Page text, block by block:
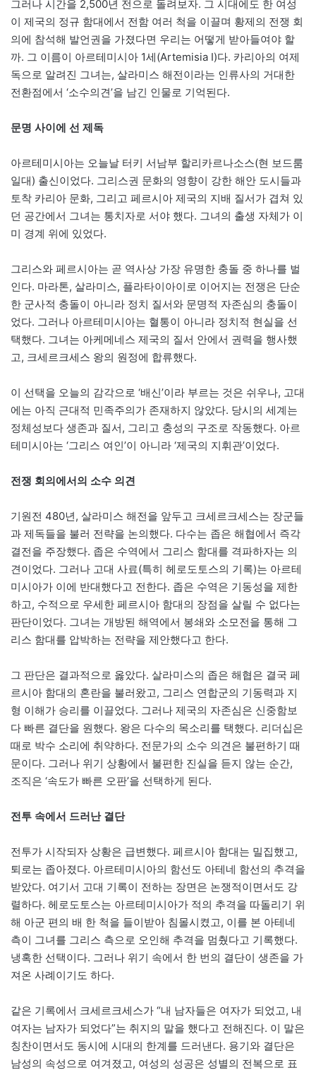
그러나 시간을 2,500년 전으로 돌려보자. 그 시대에도 한 여성
이 제국의 정규 함대에서 전함 여러 척을 이끌며 황제의 전쟁 회
의에 참석해 발언권을 가졌다면 우리는 어떻게 받아들여야 할
까. 그 이름이 아르테미시아 1세(Artemisia I)다. 카리아의 여제
독으로 알려진 그녀는, 살라미스 해전이라는 인류사의 거대한
전환점에서 ‘소수의견’을 남긴 인물로 기억된다.
문명 사이에 선 제독
아르테미시아는 오늘날 터키 서남부 할리카르나소스(현 보드룸
일대) 출신이었다. 그리스권 문화의 영향이 강한 해안 도시들과
토착 카리아 문화, 그리고 페르시아 제국의 지배 질서가 겹쳐 있
던 공간에서 그녀는 통치자로 서야 했다. 그녀의 출생 자체가 이
미 경계 위에 있었다.
그리스와 페르시아는 곧 역사상 가장 유명한 충돌 중 하나를 벌
인다. 마라톤, 살라미스, 플라타이아이로 이어지는 전쟁은 단순
한 군사적 충돌이 아니라 정치 질서와 문명적 자존심의 충돌이
었다. 그러나 아르테미시아는 혈통이 아니라 정치적 현실을 선
택했다. 그녀는 아케메네스 제국의 질서 안에서 권력을 행사했
고, 크세르크세스 왕의 원정에 합류했다.
이 선택을 오늘의 감각으로 ‘배신’이라 부르는 것은 쉬우나, 고대
에는 아직 근대적 민족주의가 존재하지 않았다. 당시의 세계는
정체성보다 생존과 질서, 그리고 충성의 구조로 작동했다. 아르
테미시아는 ‘그리스 여인’이 아니라 ‘제국의 지휘관’이었다.
전쟁 회의에서의 소수 의견
기원전 480년, 살라미스 해전을 앞두고 크세르크세스는 장군들
과 제독들을 불러 전략을 논의했다. 다수는 좁은 해협에서 즉각
결전을 주장했다. 좁은 수역에서 그리스 함대를 격파하자는 의
견이었다. 그러나 고대 사료(특히 헤로도토스의 기록)는 아르테
미시아가 이에 반대했다고 전한다. 좁은 수역은 기동성을 제한
하고, 수적으로 우세한 페르시아 함대의 장점을 살릴 수 없다는
판단이었다. 그녀는 개방된 해역에서 봉쇄와 소모전을 통해 그
리스 함대를 압박하는 전략을 제안했다고 한다.
그 판단은 결과적으로 옳았다. 살라미스의 좁은 해협은 결국 페
르시아 함대의 혼란을 불러왔고, 그리스 연합군의 기동력과 지
형 이해가 승리를 이끌었다. 그러나 제국의 자존심은 신중함보
다 빠른 결단을 원했다. 왕은 다수의 목소리를 택했다. 리더십은
때로 박수 소리에 취약하다. 전문가의 소수 의견은 불편하기 때
문이다. 그러나 위기 상황에서 불편한 진실을 듣지 않는 순간,
조직은 ‘속도가 빠른 오판’을 선택하게 된다.
전투 속에서 드러난 결단
전투가 시작되자 상황은 급변했다. 페르시아 함대는 밀집했고,
퇴로는 좁아졌다. 아르테미시아의 함선도 아테네 함선의 추격을
받았다. 여기서 고대 기록이 전하는 장면은 논쟁적이면서도 강
렬하다. 헤로도토스는 아르테미시아가 적의 추격을 따돌리기 위
해 아군 편의 배 한 척을 들이받아 침몰시켰고, 이를 본 아테네
측이 그녀를 그리스 측으로 오인해 추격을 멈췄다고 기록했다.
냉혹한 선택이다. 그러나 위기 속에서 한 번의 결단이 생존을 가
져온 사례이기도 하다.
같은 기록에서 크세르크세스가 “내 남자들은 여자가 되었고, 내
여자는 남자가 되었다”는 취지의 말을 했다고 전해진다. 이 말은
칭찬이면서도 동시에 시대의 한계를 드러낸다. 용기와 결단은
남성의 속성으로 여겨졌고, 여성의 성공은 성별의 전복으로 표